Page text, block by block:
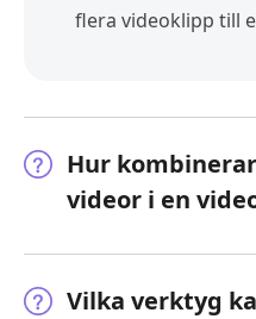
flera videoklipp till
Hur
videor i en
Vilka verktyg